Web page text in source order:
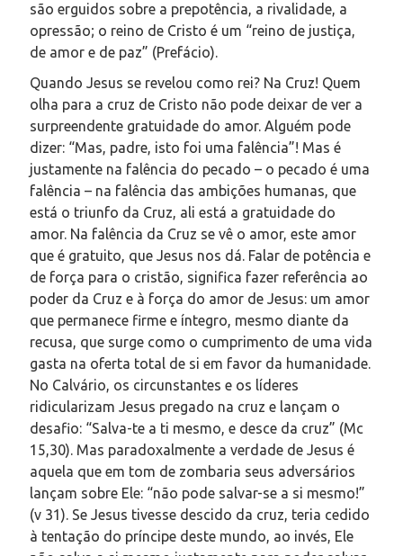
são erguidos sobre a prepotência, a rivalidade, a
opressão; o reino de Cristo é um “reino de justiça,
de amor e de paz” (Prefácio).
Quando Jesus se revelou como rei? Na Cruz! Quem
olha para a cruz de Cristo não pode deixar de ver a
surpreendente gratuidade do amor. Alguém pode
dizer: “Mas, padre, isto foi uma falência”! Mas é
justamente na falência do pecado – o pecado é uma
falência – na falência das ambições humanas, que
está o triunfo da Cruz, ali está a gratuidade do
amor. Na falência da Cruz se vê o amor, este amor
que é gratuito, que Jesus nos dá. Falar de potência e
de força para o cristão, significa fazer referência ao
poder da Cruz e à força do amor de Jesus: um amor
que permanece firme e íntegro, mesmo diante da
recusa, que surge como o cumprimento de uma vida
gasta na oferta total de si em favor da humanidade.
No Calvário, os circunstantes e os líderes
ridicularizam Jesus pregado na cruz e lançam o
desafio: “Salva-te a ti mesmo, e desce da cruz” (Mc
15,30). Mas paradoxalmente a verdade de Jesus é
aquela que em tom de zombaria seus adversários
lançam sobre Ele: “não pode salvar-se a si mesmo!”
(v 31). Se Jesus tivesse descido da cruz, teria cedido
à tentação do príncipe deste mundo, ao invés, Ele